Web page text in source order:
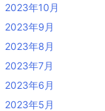
2023年10月
2023年9月
2023年8月
2023年7月
2023年6月
2023年5月